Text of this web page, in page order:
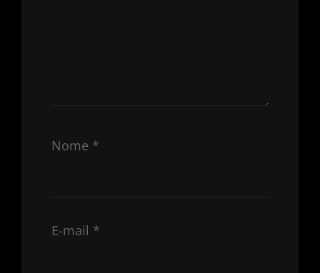
Nome *
E-mail *